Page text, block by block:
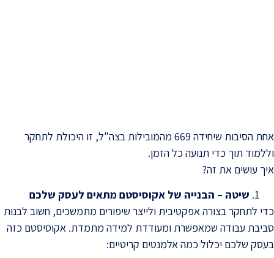
אחת הסיבות שיחידה 669 מהמובילות בצה"ל, זו היכולת לתחקר
וללמוד תוך כדי תנועה כל הזמן.
איך עושים את זה?
שיטה – הבנייה של אקוסיסטם מתאים לעסק שלכם
כדי לתחקר בצורה אפקטיבית ולייצר שיפורים מתמשכים, חשוב לבנות
סביבת עבודה שמאפשרת ומעודדת למידה מתמדת. אקוסיסטם כזה
בעסק שלכם יכלול כמה אלמנטים קריטיים: